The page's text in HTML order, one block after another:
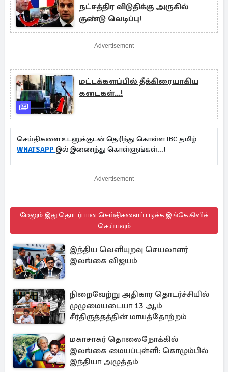
நட்சத்திர விடுதிக்கு அருகில்
குண்டு வெடிப்பு!
Advertisement
மட்டக்களப்பில் தீக்கிரையாகிய
கடைகள்...!
செய்திகளை உடனுக்குடன் தெரிந்து கொள்ள IBC தமிழ்
WHATSAPP இல் இணைந்து கொள்ளுங்கள்...!
Advertisement
மேலும் இது தொடர்பான செய்திகளைப் படிக்க இங்கே கிளிக்
செய்யவும்
இந்திய வெளியுறவு செயலாளர்
இலங்கை விஜயம்
நிறைவேற்று அதிகார தொடர்ச்சியில்
முழுமையடையா 13 ஆம்
சீர்திருத்தத்தின் மாயத்தோற்றம்
மகாசாகர் தொலைநோக்கில்
இலங்கை மையப்புள்ளி: கொழும்பில்
இந்தியா அழுத்தம்